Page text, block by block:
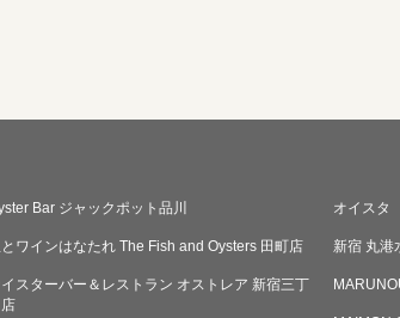
Bar ジャックポット品川 オイスタ
ワインはなたれ The Fish and Oysters 田町店 新宿 丸港
スターバー＆レストラン オストレア 新宿三丁